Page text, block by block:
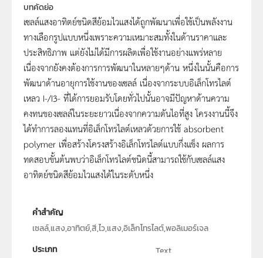
บทคัดย่อ
เซลล์แสงอาทิตย์ชนิดสีย้อมไวแสงได้ถูกพัฒนาเพื่อใช้เป็นพลังงาน
ทางเลือกรูปแบบหนึ่งเพราะความเหมาะสมทั้งในด้านราคาและ
ประสิทธิภาพ แต่ยังไม่ได้มีการผลิตเพื่อใช้งานอย่างแพร่หลาย
เนื่องจากยังคงต้องการการพัฒนาในหลายๆด้าน หนึ่งในนั้นคือการ
พัฒนาด้านอายุการใช้งานของเซลล์ เนื่องจากระบบอิเล็กโทรไลต์
เหลว I-/I3- ที่ได้การยอมรับโดยทั่วไปนั้นอาจมีปัญหาด้านความ
คงทนของเซลล์ในระยะยาวเนื่องจากความดันไอที่สูง โครงงานนี้จึง
ได้ทำการลองแทนที่อิเล็กโทรไลต์เหลวด้วยการใช้ absorbent
polymer เพื่อสร้างโครงสร้างอิเล็กโทรไลต์แบบกึ่งแข็ง ผลการ
ทดสอบขั้นต้นพบว่าอิเล็กโทรไลต์ชนิดนี้สามารถใช้กับเซลล์แสง
อาทิตย์ชนิดสีย้อมไวแสงได้ในระดับหนึ่ง
คำสำคัญ
เซลล์,แสง,อาทิตย์,สี,ไว,แสง,อิเล็กโทรไลต์,พอลิเมอร์เจล
ประเภท
Text